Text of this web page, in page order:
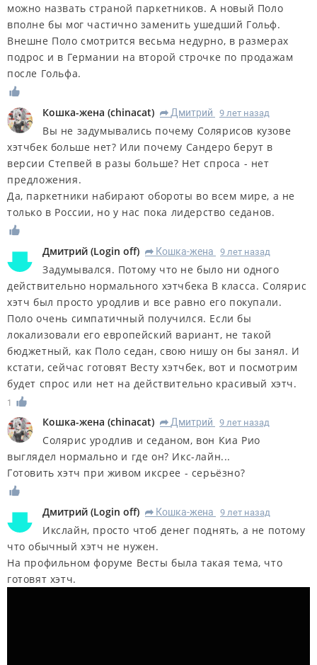
можно назвать страной паркетников. А новый Поло
вполне бы мог частично заменить ушедший Гольф.
Внешне Поло смотрится весьма недурно, в размерах
подрос и в Германии на второй строчке по продажам
после Гольфа.
Кошка-жена (chinacat) R Дмитрий 9 лет назад
Вы не задумывались почему Солярисов кузове
хэтчбек больше нет? Или почему Сандеро берут в
версии Степвей в разы больше? Нет спроса - нет
предложения.
Да, паркетники набирают обороты во всем мире, а не
только в России, но у нас пока лидерство седанов.
Дмитрий (Login оff) R Кошка-жена 9 лет назад
Задумывался. Потому что не было ни одного
действительно нормального хэтчбека В класса. Солярис
хэтч был просто уродлив и все равно его покупали.
Поло очень симпатичный получился. Если бы
локализовали его европейский вариант, не такой
бюджетный, как Поло седан, свою нишу он бы занял. И
кстати, сейчас готовят Весту хэтчбек, вот и посмотрим
будет спрос или нет на действительно красивый хэтч.
1
Кошка-жена (chinacat) R Дмитрий 9 лет назад
Солярис уродлив и седаном, вон Киа Рио
выглядел нормально и где он? Икс-лайн...
Готовить хэтч при живом иксрее - серьёзно?
Дмитрий (Login оff) R Кошка-жена 9 лет назад
Икслайн, просто чтоб денег поднять, а не потому
что обычный хэтч не нужен.
На профильном форуме Весты была такая тема, что
готовят хэтч.